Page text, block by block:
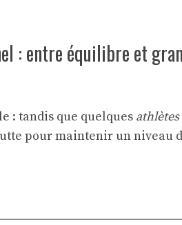
: entre équilibre et
: tandis que quelques athlètes
pour maintenir un niveau